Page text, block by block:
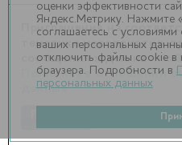
Приглашения на
тематике мероприятия,
сообщения ждем на
Политика в отношении
данных
оценки эффективности
Яндекс.Метрику. Нажмите
соглашаетесь с
ваших персональных
отключить файлы cookie в
браузера. Подробности в
персональных данных